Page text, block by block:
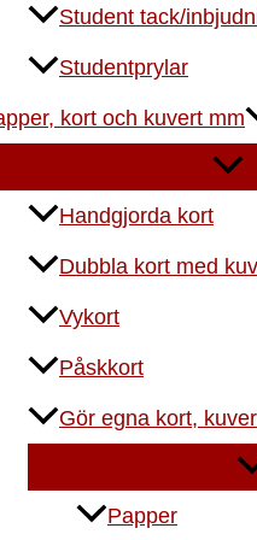
Student tack/
Studentprylar
kort och kuvert mm
Handgjorda kort
Dubbla kort med
Vykort
Påskkort
Gör egna kort,
Papper